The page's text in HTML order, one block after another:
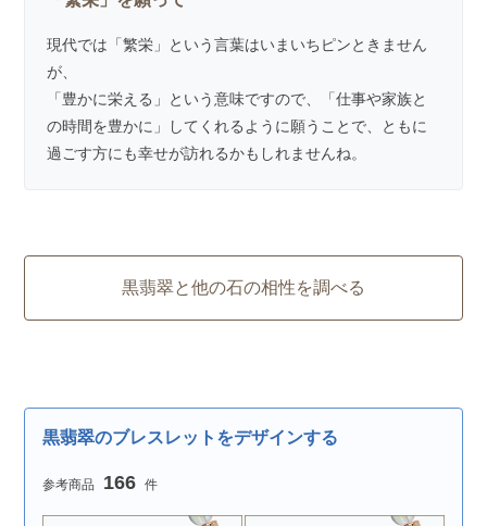
現代では「繁栄」という言葉はいまいちピンときません
が、
「豊かに栄える」という意味ですので、「仕事や家族と
の時間を豊かに」してくれるように願うことで、ともに
過ごす方にも幸せが訪れるかもしれませんね。
黒翡翠と他の石の相性を調べる
黒翡翠のブレスレットをデザインする
166